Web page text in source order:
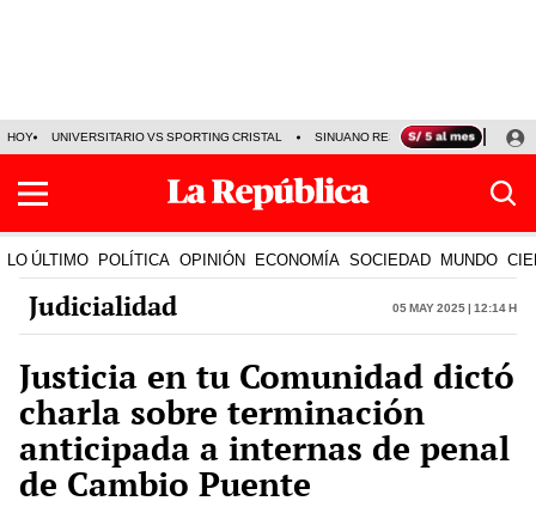
HOY UNIVERSITARIO VS SPORTING CRISTAL SINUANO RESULTADOS HOY
LO ÚLTIMO POLÍTICA OPINIÓN ECONOMÍA SOCIEDAD MUNDO
Judicialidad 05 May 2025 | 12:14 h
Justicia en tu Comunidad dictó
charla sobre terminación
anticipada a internas de penal
de Cambio Puente